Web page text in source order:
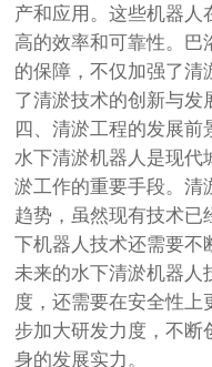
产和应用。这些机器人
高的效率和可靠性。巴
的保障，不仅加强了清
了清淤技术的创新与发
四、清淤工程的发展前
水下清淤机器人是现代
淤工作的重要手段。清
趋势，虽然现有技术已
下机器人技术还需要不
未来的水下清淤机器人
度，还需要在安全性上
步加大研发力度，不断
身的发展实力。